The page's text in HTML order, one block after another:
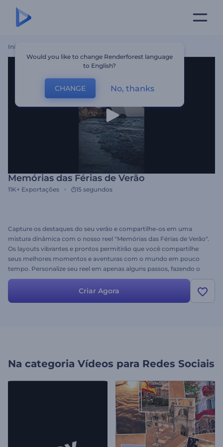
Início
Memórias das Férias de Verão
11K+ Exportações 15 segundos
Capture os destaques do seu verão e compartilhe-os em uma
mistura dinâmica com o nosso reel "Memórias das Férias de Verão".
Os layouts vibrantes e prontos permitirão que você compartilhe
seus melhores momentos e aventuras com o mundo em pouco
tempo. Personalize seu reel em apenas alguns passos, fazendo o
upload dos seus vídeos e imagens e escolhendo uma música de
fundo animada. Com transições rápidas e design elegante, seu reel
se destacará em qualquer plataforma de mídia social. Crie e
Criar Agora
Na categoria Vídeos para Redes Sociais
Would you like to change Renderforest language
to English?
CHANGE No, thanks